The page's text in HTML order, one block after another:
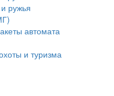
ружья
автомата
и туризма